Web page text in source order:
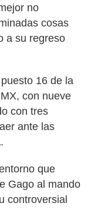
no
cosas
a su regreso
16 de la
con nueve
con tres
ante las
.
que
Gago al mando
controversial